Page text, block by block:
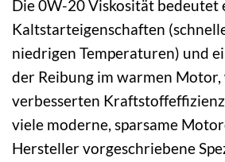
Die 0W-20 Viskosität bedeutet
Kaltstarteigenschaften
niedrigen Temperaturen) und
der Reibung im warmen Motor,
verbesserten
viele moderne, sparsame
Hersteller vorgeschriebene